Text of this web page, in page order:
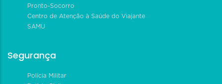
Pronto-Socorro
Centro de Atenção à Saúde do Viajante
SAMU
Segurança
Polícia Militar